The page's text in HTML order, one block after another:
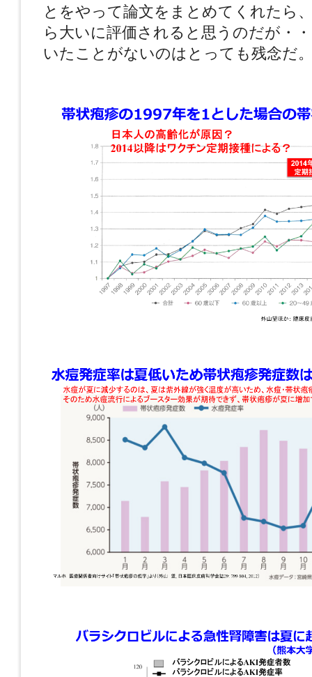
とをやって論文をまとめてくれたら
ら大いに評価されると思うのだが・
いたことがないのはとっても残念だ